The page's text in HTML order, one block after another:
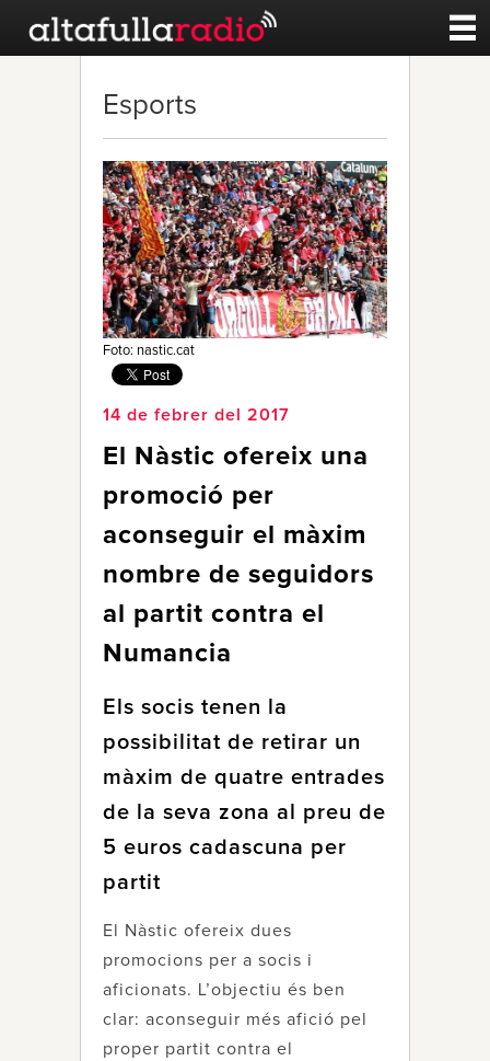
Esports
Noticies
Qui Som
Esports
Foto: nastic.cat
14 de febrer del 2017
El Nàstic ofereix una
promoció per
aconseguir el màxim
nombre de seguidors
al partit contra el
Numancia
Els socis tenen la
possibilitat de retirar un
màxim de quatre entrades
de la seva zona al preu de
5 euros cadascuna per
partit
El Nàstic ofereix dues
promocions per a socis i
aficionats. L’objectiu és ben
clar: aconseguir més afició pel
proper partit contra el